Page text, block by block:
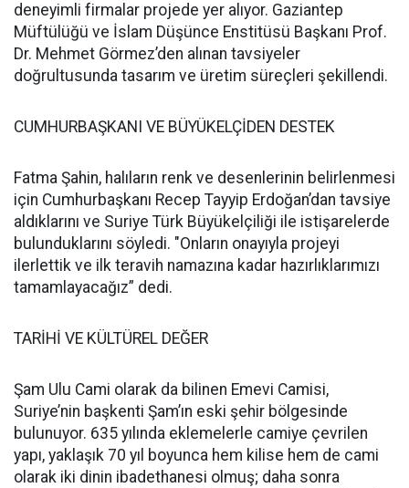
deneyimli firmalar projede yer alıyor. Gaziantep
Müftülüğü ve İslam Düşünce Enstitüsü Başkanı Prof.
Dr. Mehmet Görmez’den alınan tavsiyeler
doğrultusunda tasarım ve üretim süreçleri şekillendi.
CUMHURBAŞKANI VE BÜYÜKELÇİDEN DESTEK
Fatma Şahin, halıların renk ve desenlerinin belirlenmesi
için Cumhurbaşkanı Recep Tayyip Erdoğan’dan tavsiye
aldıklarını ve Suriye Türk Büyükelçiliği ile istişarelerde
bulunduklarını söyledi. "Onların onayıyla projeyi
ilerlettik ve ilk teravih namazına kadar hazırlıklarımızı
tamamlayacağız” dedi.
TARİHİ VE KÜLTÜREL DEĞER
Şam Ulu Cami olarak da bilinen Emevi Camisi,
Suriye’nin başkenti Şam’ın eski şehir bölgesinde
bulunuyor. 635 yılında eklemelerle camiye çevrilen
yapı, yaklaşık 70 yıl boyunca hem kilise hem de cami
olarak iki dinin ibadethanesi olmuş; daha sonra